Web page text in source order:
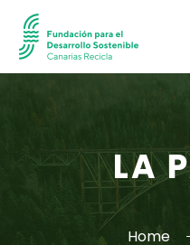
LA
Home